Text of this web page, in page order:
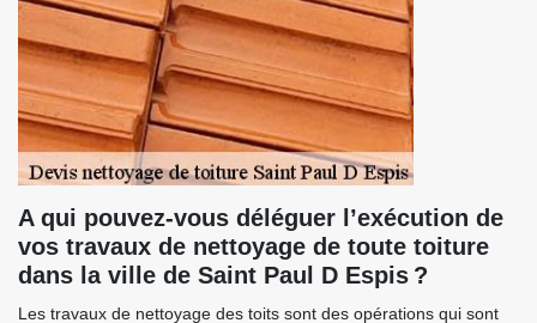
A qui pouvez-vous déléguer l’exécution de
vos travaux de nettoyage de toute toiture
dans la ville de Saint Paul D Espis ?
Les travaux de nettoyage des toits sont des opérations qui sont